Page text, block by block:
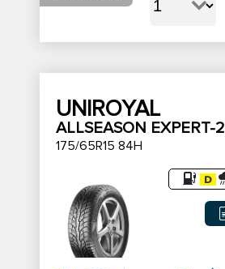
UNIROYAL
ALLSEASON EXPERT-2
175/65R15 84H